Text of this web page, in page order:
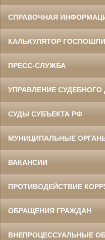
СПРАВОЧНАЯ
КАЛЬКУЛЯТОР
ПРЕСС-СЛУЖБА
УПРАВЛЕНИЕ СУДЕБНОГО
СУДЫ СУБЪЕКТА РФ
МУНИЦИПАЛЬНЫЕ
ВАКАНСИИ
ПРОТИВОДЕЙСТВИЕ
ОБРАЩЕНИЯ ГРАЖДАН
ВНЕПРОЦЕССУАЛЬНЫЕ